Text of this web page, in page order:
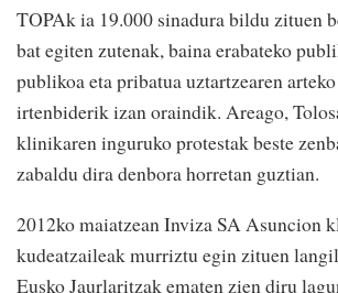
TOPAk ia 19.000 sinadura bildu zituen
bat egiten zutenak, baina erabateko
publikoa eta pribatua uztartzearen
irtenbiderik izan oraindik. Areago,
klinikaren inguruko protestak beste
zabaldu dira denbora horretan guztian.
2012ko maiatzean Inviza SA Asuncion
kudeatzaileak murriztu egin zituen
Eusko Jaurlaritzak ematen zien diru